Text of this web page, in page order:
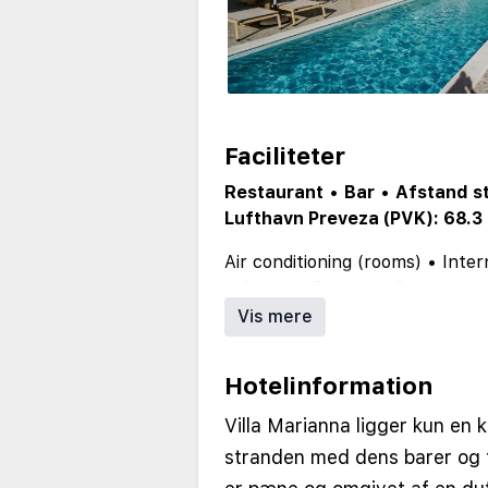
Faciliteter
Restaurant • Bar • Afstand
Lufthavn Preveza (PVK): 68.3
Air conditioning (rooms) •
distanceToCenter: 1000
Vis mere
Hotelinformation
Villa Marianna ligger kun en
stranden med dens barer